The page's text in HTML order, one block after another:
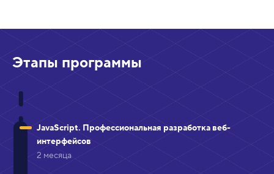
Этапы программы
JavaScript. Профессиональная разработка веб-
интерфейсов
2 месяца